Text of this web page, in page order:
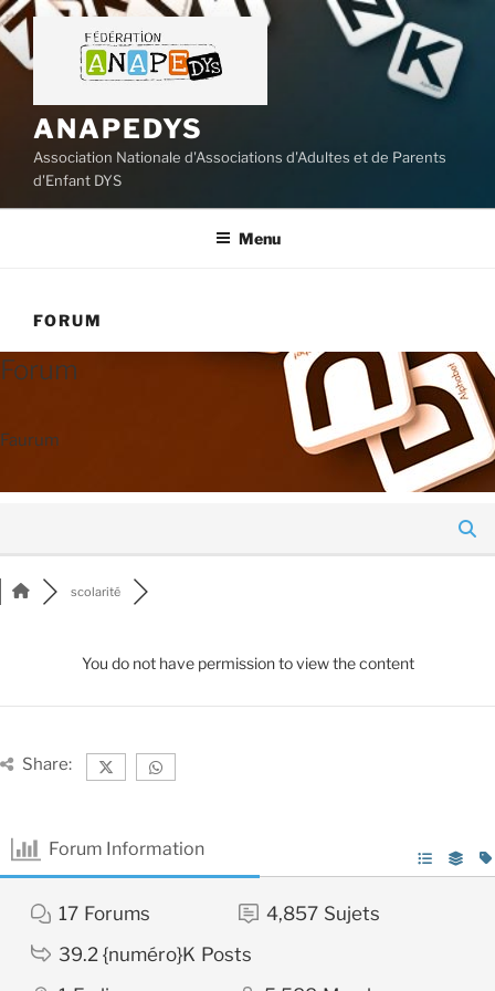
Aller
au
contenu
ANAPEDYS
Association Nationale d'Associations d'Adultes et de Parents
d'Enfant DYS
Menu
FORUM
Forum
Faurum
scolarité
You do not have permission to view the content
Share:
Forum Information
17 Forums 4,857 Sujets
39.2 {numéro}K Posts